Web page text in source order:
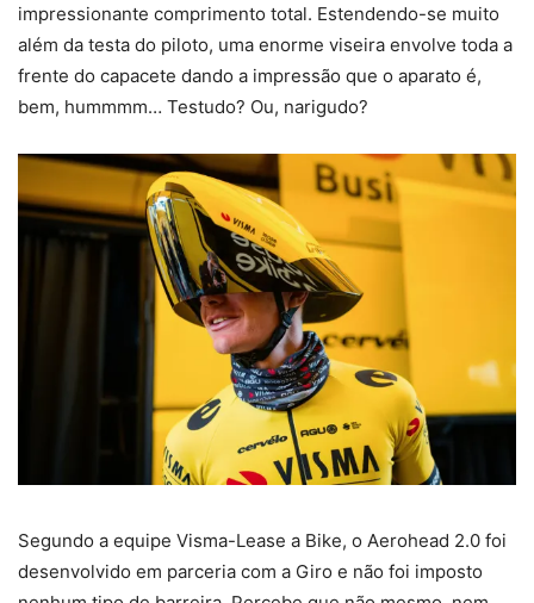
impressionante comprimento total. Estendendo-se muito
além da testa do piloto, uma enorme viseira envolve toda a
frente do capacete dando a impressão que o aparato é,
bem, hummmm… Testudo? Ou, narigudo?
Segundo a equipe Visma-Lease a Bike, o Aerohead 2.0 foi
desenvolvido em parceria com a Giro e não foi imposto